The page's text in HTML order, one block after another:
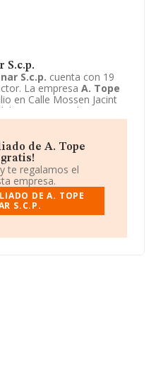
S.c.p.
S.c.p. cuenta con 19
La empresa A. Tope
en Calle Mossen Jacint
Horts, Barcelona. Su
- Edición de periódicos.
de A. Tope
gratis!
te regalamos el
empresa.
DE A. TOPE
S.C.P.